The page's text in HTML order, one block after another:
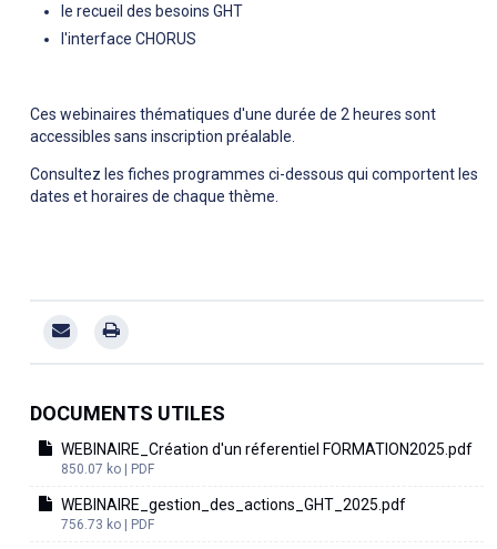
le recueil des besoins GHT
l'interface CHORUS
Ces webinaires thématiques d'une durée de 2 heures sont
accessibles sans inscription préalable.
Consultez les fiches programmes ci-dessous qui comportent les
dates et horaires de chaque thème.
DOCUMENTS UTILES
WEBINAIRE_Création d'un réferentiel FORMATION2025.pdf
850.07 ko | PDF
WEBINAIRE_gestion_des_actions_GHT_2025.pdf
756.73 ko | PDF